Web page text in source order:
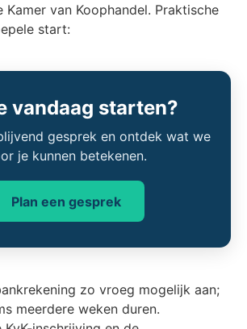
Kamer van Koophandel. Praktische
start:
vandaag starten?
gesprek en ontdek wat we
je kunnen betekenen.
Plan een gesprek
zo vroeg mogelijk aan;
meerdere weken duren.